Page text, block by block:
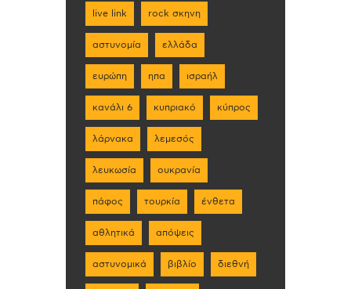
live link rock σκηνη
αστυνομία ελλάδα
ευρώπη ηπα ισραήλ
κανάλι 6 κυπριακό κύπρος
λάρνακα λεμεσός
λευκωσία ουκρανία
πάφος τουρκία ένθετα
αθλητικά απόψεις
αστυνομικά βιβλίο διεθνή